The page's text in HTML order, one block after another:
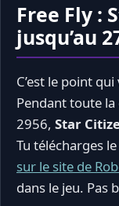
Free Fly :
jusqu’au
C’est le point
Pendant toute la
2956, Star
Tu télécharges
sur le site de
dans le jeu. Pas